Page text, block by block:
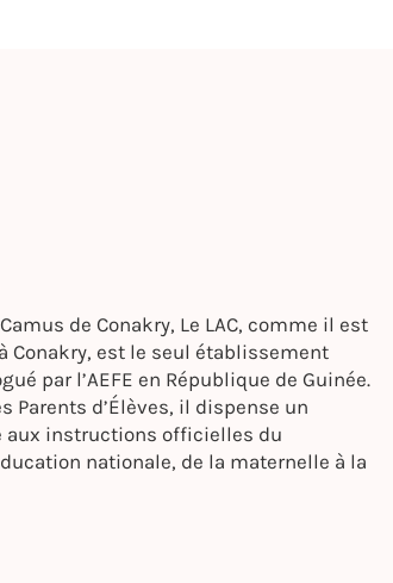
de Conakry, Le LAC, comme il est
Conakry, est le seul établissement
par l’AEFE en République de Guinée.
Parents d’Élèves, il dispense un
aux instructions officielles du
nationale, de la maternelle à la